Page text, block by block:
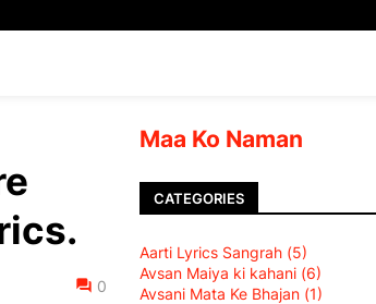
0
Maa Ko Naman
CATEGORIES
Aarti Lyrics Sangrah (5)
Avsan Maiya ki kahani (6)
Avsani Mata Ke Bhajan (1)